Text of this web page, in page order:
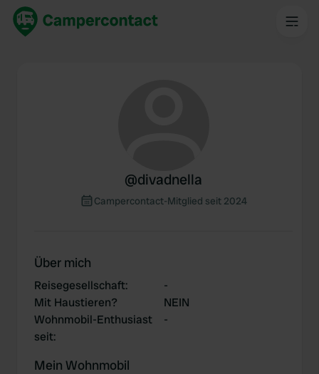
@divadnella
Campercontact-Mitglied seit 2024
Über mich
Reisegesellschaft:
-
Mit Haustieren?
NEIN
Wohnmobil-Enthusiast
seit:
-
Mein Wohnmobil